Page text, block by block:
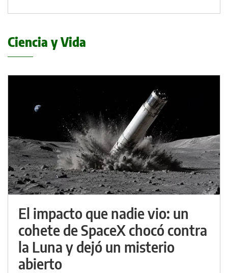
Ciencia y Vida
El impacto que nadie vio: un
cohete de SpaceX chocó contra
la Luna y dejó un misterio
abierto